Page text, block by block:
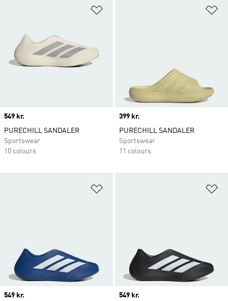
Price
549 kr.
PURECHILL SANDALER
Sportswear
10 colours
Price
399 kr.
PURECHILL SANDALER
Sportswear
11 colours
Price
549 kr.
Price
549 kr.